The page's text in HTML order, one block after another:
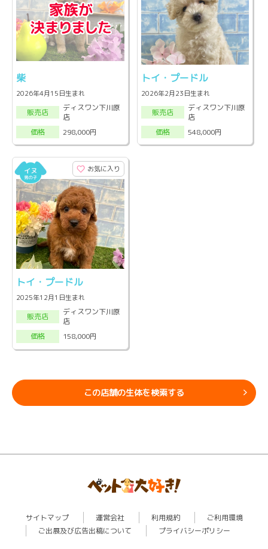
柴
2026年4月15日生まれ
販売店
ディスワン下川原
店
価格
298,000円
トイ・プードル
2026年2月23日生まれ
販売店
ディスワン下川原
店
価格
548,000円
お気に入り
トイ・プードル
2025年12月1日生まれ
販売店
ディスワン下川原
店
価格
158,000円
この店舗の生体を検索する
サイトマップ 運営会社 利用規約
ご利用環境
ご出展及び広告出稿について
プライバシーポリシー